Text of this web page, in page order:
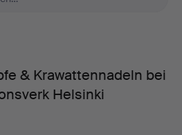
& Krawattennadeln bei
Helsinki